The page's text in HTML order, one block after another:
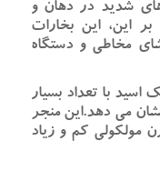
شدید در دهان و
این، این بخارات
مخاطی و دستگاه
اسید با تعداد بسیار
می دهد.این منجر
مولکولی کم و زیاد